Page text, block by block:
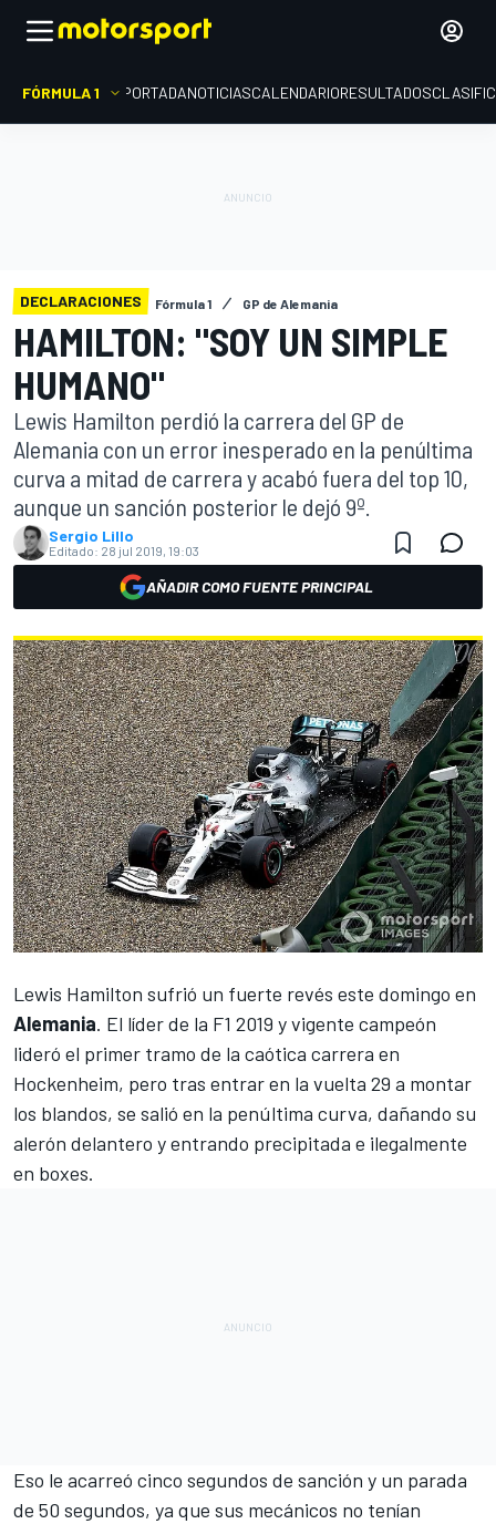
FÓRMULA 1 PORTADANOTICIASCALENDARIORESULTADOS
DECLARACIONES Fórmula 1 GP de Alemania
HAMILTON: "SOY UN SIMPLE
HUMANO"
Lewis Hamilton perdió la carrera del GP de
Alemania con un error inesperado en la penúltima
curva a mitad de carrera y acabó fuera del top 10,
aunque un sanción posterior le dejó 9º.
Sergio Lillo
Editado: 28 jul 2019, 19:03
AÑADIR COMO FUENTE PRINCIPAL
Lewis Hamilton sufrió un fuerte revés este domingo en
Alemania. El líder de la F1 2019 y vigente campeón
lideró el primer tramo de la caótica carrera en
Hockenheim, pero tras entrar en la vuelta 29 a montar
los blandos, se salió en la penúltima curva, dañando su
alerón delantero y entrando precipitada e ilegalmente
en boxes.
Eso le acarreó cinco segundos de sanción y un parada
de 50 segundos, ya que sus mecánicos no tenían